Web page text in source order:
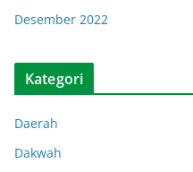
Desember 2022
Kategori
Daerah
Dakwah